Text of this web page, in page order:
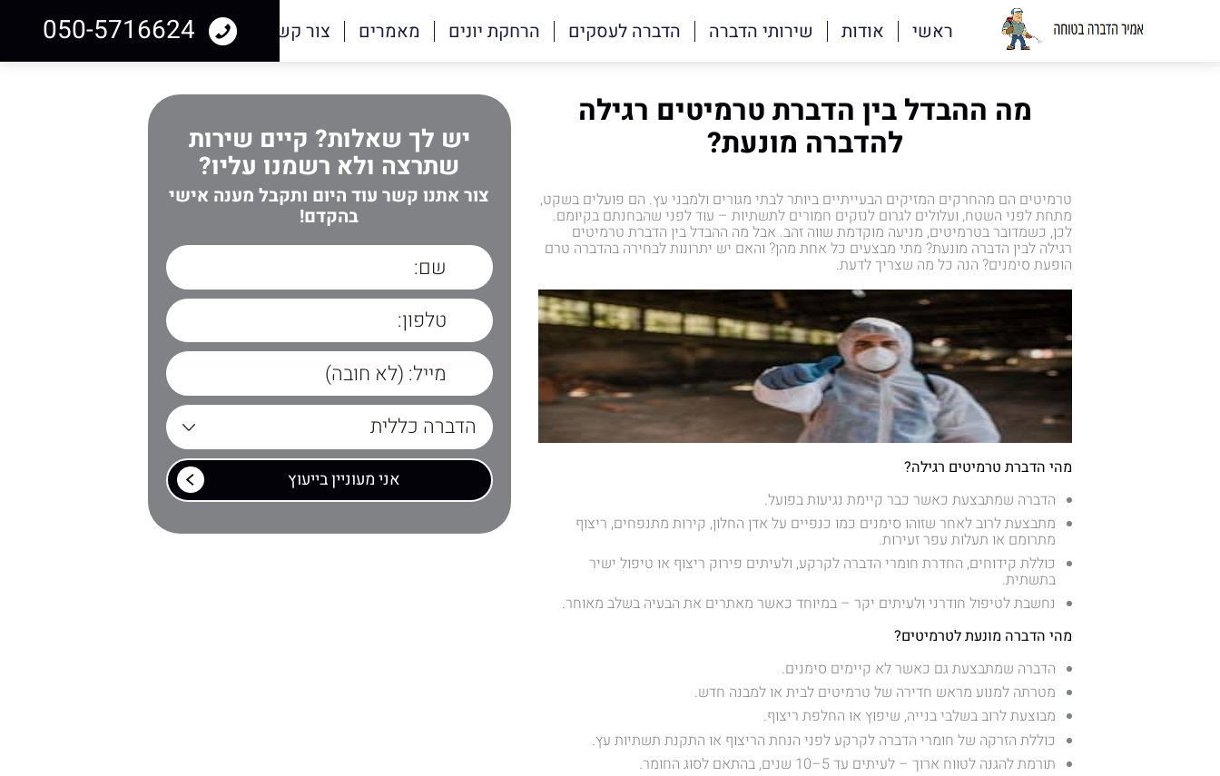
ראשי אודות שירותי הדברה הדברה לעסקים הרחקת יונים מאמרים צור קשר 050-5716624
מה ההבדל בין הדברת טרמיטים רגילה
להדברה מונעת?
טרמיטים הם מהחרקים המזיקים הבעייתיים ביותר לבתי מגורים ולמבני עץ. הם פועלים בשקט,
מתחת לפני השטח, ועלולים לגרום לנזקים חמורים לתשתיות – עוד לפני שהבחנתם בקיומם.
לכן, כשמדובר בטרמיטים, מניעה מוקדמת שווה זהב. אבל מה ההבדל בין הדברת טרמיטים
רגילה לבין הדברה מונעת? מתי מבצעים כל אחת מהן? והאם יש יתרונות לבחירה בהדברה טרם
הופעת סימנים? הנה כל מה שצריך לדעת.
מהי הדברת טרמיטים רגילה?
הדברה שמתבצעת כאשר כבר קיימת נגיעות בפועל.
מתבצעת לרוב לאחר שזוהו סימנים כמו כנפיים על אדן החלון, קירות מתנפחים, ריצוף
מתרומם או תעלות עפר זעירות.
כוללת קידוחים, החדרת חומרי הדברה לקרקע, ולעיתים פירוק ריצוף או טיפול ישיר
בתשתית.
נחשבת לטיפול חודרני ולעיתים יקר – במיוחד כאשר מאתרים את הבעיה בשלב מאוחר.
מהי הדברה מונעת לטרמיטים?
הדברה שמתבצעת גם כאשר לא קיימים סימנים.
מטרתה למנוע מראש חדירה של טרמיטים לבית או למבנה חדש.
מבוצעת לרוב בשלבי בנייה, שיפוץ או החלפת ריצוף.
כוללת הזרקה של חומרי הדברה לקרקע לפני הנחת הריצוף או התקנת תשתיות עץ.
תורמת להגנה לטווח ארוך – לעיתים עד 5–10 שנים, בהתאם לסוג החומר.
יש לך שאלות? קיים שירות
שתרצה ולא רשמנו עליו?
צור אתנו קשר עוד היום ותקבל מענה אישי
בהקדם!